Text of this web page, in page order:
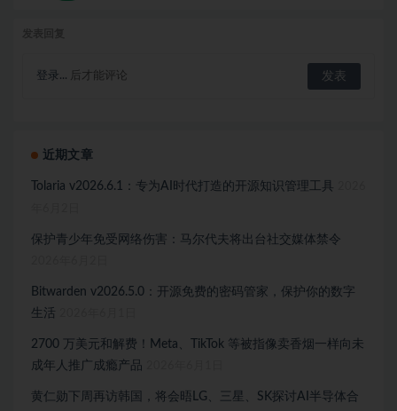
登录... 后才能评论
近期文章
Tolaria v2026.6.1：专为AI时代打造的开源知识管理工具
保护青少年免受网络伤害：马尔代夫将出台社交媒体禁令
Bitwarden v2026.5.0：开源免费的密码管家，保护你的数字
生活
2700 万美元和解费！Meta、TikTok 等被指像卖香烟一样向未
成年人推广成瘾产品
黄仁勋下周再访韩国，将会晤LG、三星、SK探讨AI半导体合